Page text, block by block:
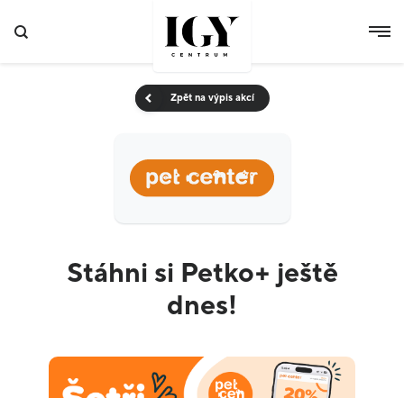
Zpět na výpis akcí
Stáhni si Petko+ ještě
dnes!